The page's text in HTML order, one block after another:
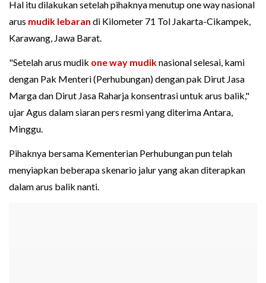
Hal itu dilakukan setelah pihaknya menutup one way nasional
arus mudik lebaran di Kilometer 71 Tol Jakarta-Cikampek,
Karawang, Jawa Barat.
"Setelah arus mudik one way mudiknasional selesai, kami
dengan Pak Menteri (Perhubungan) dengan pak Dirut Jasa
Marga dan Dirut Jasa Raharja konsentrasi untuk arus balik,"
ujar Agus dalam siaran pers resmi yang diterima Antara,
Minggu.
Pihaknya bersama Kementerian Perhubungan pun telah
menyiapkan beberapa skenario jalur yang akan diterapkan
dalam arus balik nanti.